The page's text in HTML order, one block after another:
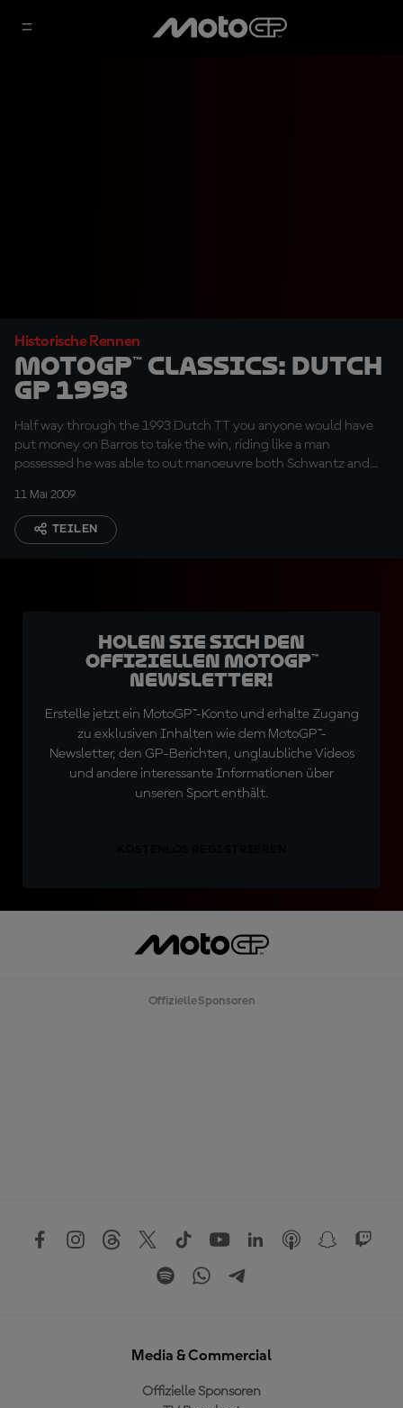
Historische Rennen
MotoGP™ Classics: Dutch
GP 1993
Half way through the 1993 Dutch TT you anyone would have
put money on Barros to take the win, riding like a man
possessed he was able to out manoeuvre both Schwantz and
corner duel to the his American team mate and the Australian
returning to the scene of his horrific crash one year earlier.
11 Mai 2009
TEILEN
Holen Sie sich den
offiziellen MotoGP™
Newsletter!
Erstelle jetzt ein MotoGP™-Konto und erhalte Zugang
zu exklusiven Inhalten wie dem MotoGP™-
Newsletter, den GP-Berichten, unglaubliche Videos
und andere interessante Informationen über
unseren Sport enthält.
Offizielle Sponsoren
Media & Commercial
Offizielle Sponsoren